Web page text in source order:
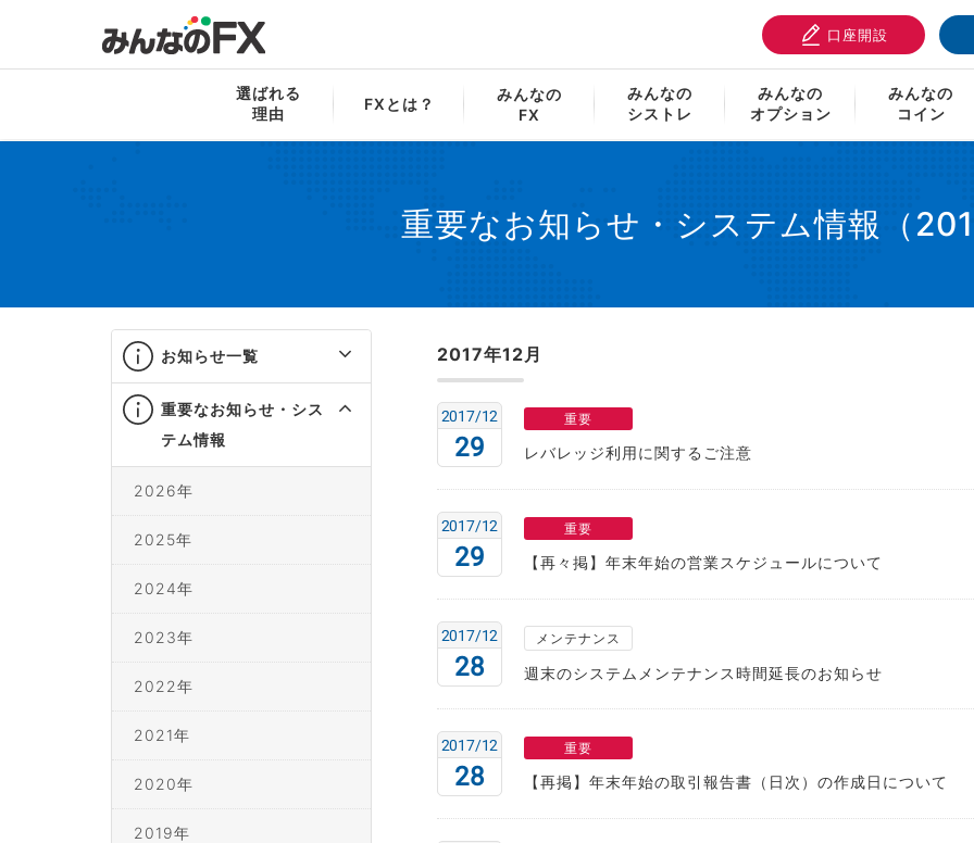
口座開設
選ばれる
理由
FXとは？
みんなの
FX
みんなの
シストレ
みんなの
オプション
みんなの
コイン
重要なお知らせ・システム情報（
お知らせ一覧 重要なお知らせ・システム情報 重要なお知らせ・システム情報（2017年
2017年12月
29
2017/12 重要
レバレッジ利用に関するご注意
29
2017/12 重要
【再々掲】年末年始の営業スケジュールについて
28
2017/12 メンテナンス
週末のシステムメンテナンス時間延長のお知らせ
28
2017/12 重要
【再掲】年末年始の取引報告書（日次）の作成日について
お知らせ一覧
重要なお知らせ・シス
テム情報
2026年
2025年
2024年
2023年
2022年
2021年
2020年
2019年